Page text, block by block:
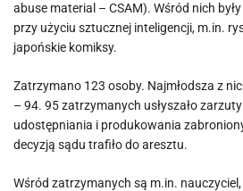
abuse material – CSAM). Wśród nich
przy użyciu sztucznej inteligencji, m.in.
japońskie komiksy.
Zatrzymano 123 osoby. Najmłodsza z
– 94. 95 zatrzymanych usłyszało
udostępniania i produkowania
decyzją sądu trafiło do aresztu.
Wśród zatrzymanych są m.in.